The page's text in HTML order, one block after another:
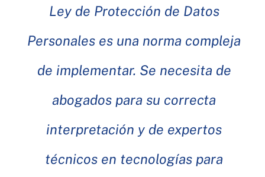
Ley de Protección de Datos
Personales es una norma compleja
de implementar. Se necesita de
abogados para su correcta
interpretación y de expertos
técnicos en tecnologías para